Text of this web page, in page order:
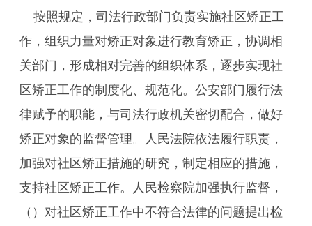
按照规定，司法行政部门负责实施社区矫正工
作，组织力量对矫正对象进行教育矫正，协调相
关部门，形成相对完善的组织体系，逐步实现社
区矫正工作的制度化、规范化。公安部门履行法
律赋予的职能，与司法行政机关密切配合，做好
矫正对象的监督管理。人民法院依法履行职责，
加强对社区矫正措施的研究，制定相应的措施，
支持社区矫正工作。人民检察院加强执行监督，
（）对社区矫正工作中不符合法律的问题提出检